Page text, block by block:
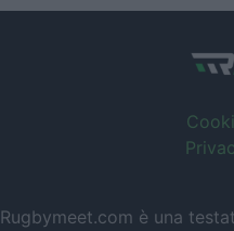
Rugbymeet.com è una